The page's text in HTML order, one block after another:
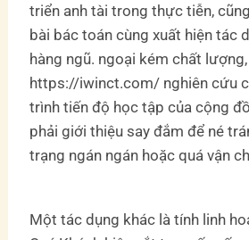
triển anh tài trong thực tiễn,
bài bác toán cùng xuất hiện tác
hàng ngũ. ngoại kém chất
https://iwinct.com/ nghiên cứu
trình tiến độ học tập của cộng
phải giới thiệu say đắm để né
trạng ngán ngán hoặc quá vận
Một tác dụng khác là tính linh